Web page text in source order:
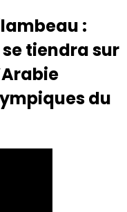
:
se tiendra sur
du